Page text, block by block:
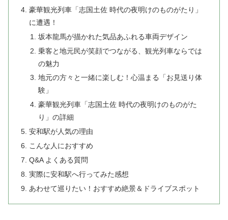
豪華観光列車「志国土佐 時代の夜明けのものがたり」
に遭遇！
坂本龍馬が描かれた気品あふれる車両デザイン
乗客と地元民が笑顔でつながる、観光列車ならでは
の魅力
地元の方々と一緒に楽しむ！心温まる「お見送り体
験」
豪華観光列車「志国土佐 時代の夜明けのものがた
り」の詳細
安和駅が人気の理由
こんな人におすすめ
Q&A よくある質問
実際に安和駅へ行ってみた感想
あわせて巡りたい！おすすめ絶景＆ドライブスポット